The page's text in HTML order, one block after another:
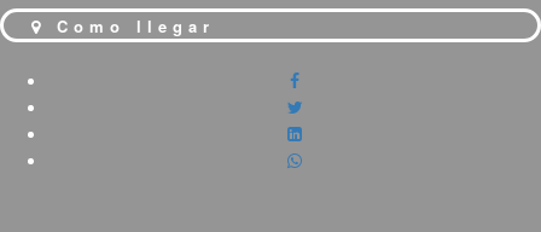
Como llegar